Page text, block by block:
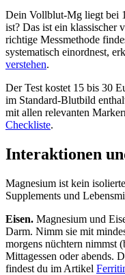
Dein Vollblut-Mg liegt bei
ist? Das ist ein klassischer
richtige Messmethode
systematisch einordnest,
verstehen.
Der Test kostet 15 bis 30
im Standard-Blutbild
mit allen relevanten
Checkliste.
Interaktionen
Magnesium ist kein
Supplements und
Eisen. Magnesium und
Darm. Nimm sie mit
morgens nüchtern nimmst
Mittagessen oder abends.
findest du im Artikel